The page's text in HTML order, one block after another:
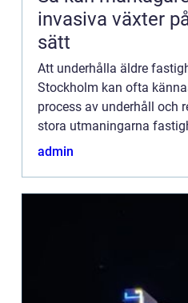
invasiva växter
sätt
Att underhålla äldre
Stockholm kan ofta
process av underhåll och
stora utmaningarna
hur man p&ar...
admin